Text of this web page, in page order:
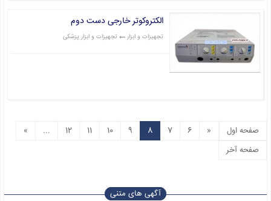
الکتروکوتر خارجی دست دوم
تجهیزات و ابزار تجهیزات و ابزار پزشکی
صفحه اول «
6
7
8
9
10
11
12
...
»
صفحه آخر
آگهی های متنی